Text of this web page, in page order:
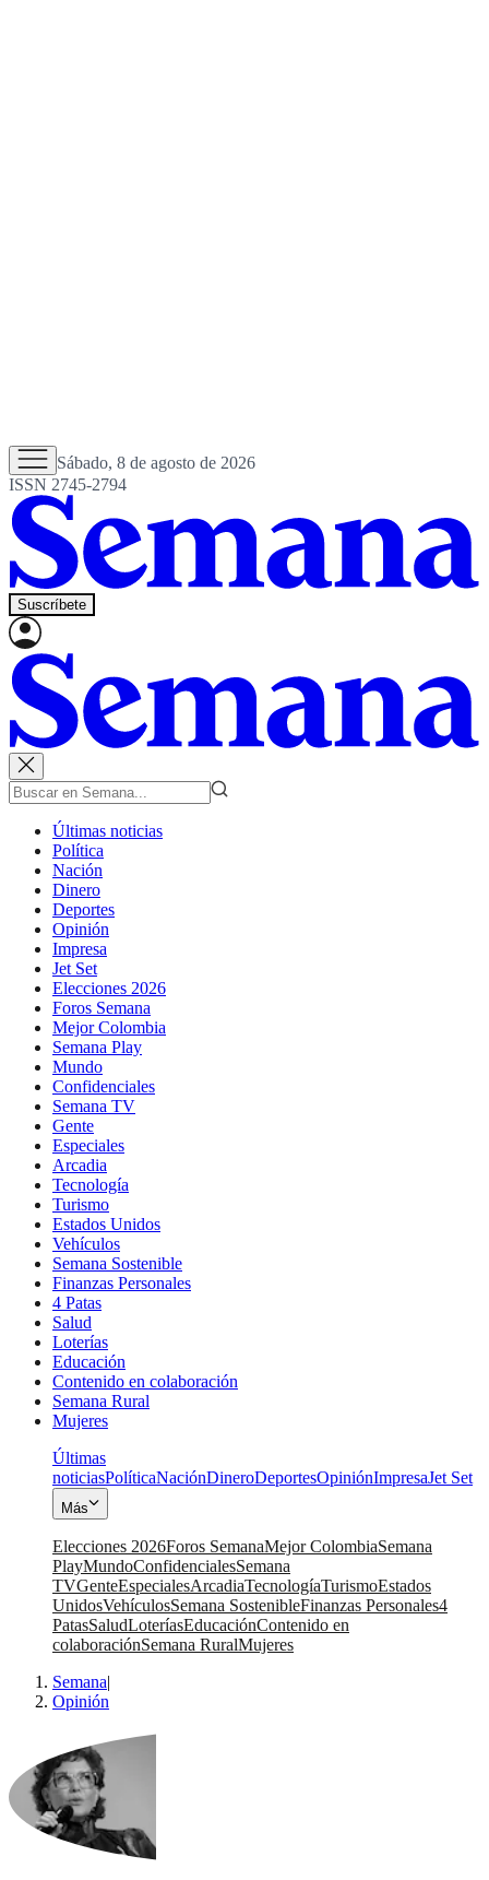
Sábado, 8 de agosto de 2026
ISSN 2745-2794
Suscríbete
Últimas noticias
Política
Nación
Dinero
Deportes
Opinión
Impresa
Jet Set
Elecciones 2026
Foros Semana
Mejor Colombia
Semana Play
Mundo
Confidenciales
Semana TV
Gente
Especiales
Arcadia
Tecnología
Turismo
Estados Unidos
Vehículos
Semana Sostenible
Finanzas Personales
4 Patas
Salud
Loterías
Educación
Contenido en colaboración
Semana Rural
Mujeres
Últimas
noticiasPolíticaNaciónDineroDeportesOpiniónImpresaJet Set
Más
Elecciones 2026Foros SemanaMejor ColombiaSemana
PlayMundoConfidencialesSemana
TVGenteEspecialesArcadiaTecnologíaTurismoEstados
UnidosVehículosSemana SostenibleFinanzas Personales4
PatasSaludLoteríasEducaciónContenido en
colaboraciónSemana RuralMujeres
Semana|
Opinión